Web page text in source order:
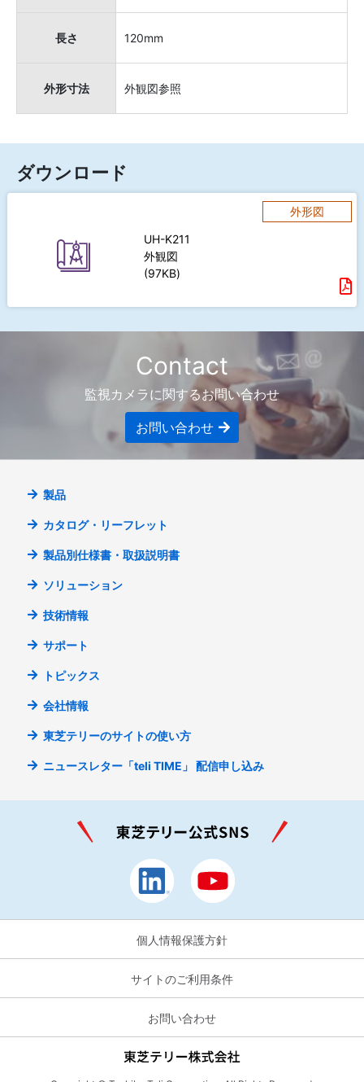
長さ 120mm
外形寸法 外観図参照
ダウンロード
外形図
UH-K211
外観図
(97KB)
Contact
監視カメラに関するお問い合わせ
お問い合わせ
製品
カタログ・リーフレット
製品別仕様書・取扱説明書
ソリューション
技術情報
サポート
トピックス
会社情報
東芝テリーのサイトの使い方
ニュースレター「teli TIME」 配信申し込み
個人情報保護方針
サイトのご利用条件
お問い合わせ